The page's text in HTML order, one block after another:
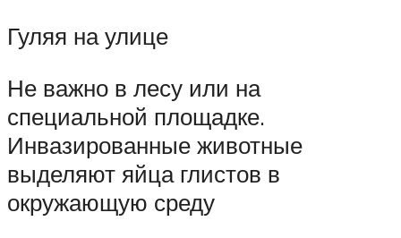
Гуляя на улице
Не важно в лесу или на
специальной площадке.
Инвазированные животные
выделяют яйца глистов в
окружающую среду